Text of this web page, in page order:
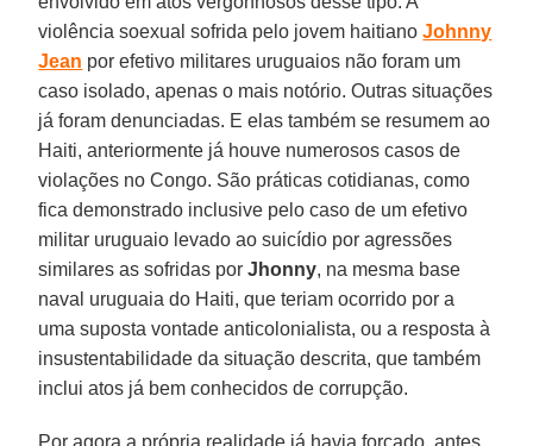
violência soexual sofrida pelo jovem haitianoJohnny
Jean por efetivo militares uruguaios não foram um
caso isolado, apenas o mais notório. Outras situações
já foram denunciadas. E elas também se resumem ao
Haiti, anteriormente já houve numerosos casos de
violações no Congo. São práticas cotidianas, como
fica demonstrado inclusive pelo caso de um efetivo
militar uruguaio levado ao suicídio por agressões
similares as sofridas porJhonny, na mesma base
naval uruguaia do Haiti, que teriam ocorrido por a
uma suposta vontade anticolonialista, ou a resposta à
insustentabilidade da situação descrita, que também
inclui atos já bem conhecidos de corrupção.
Por agora a própria realidade já havia forçado, antes